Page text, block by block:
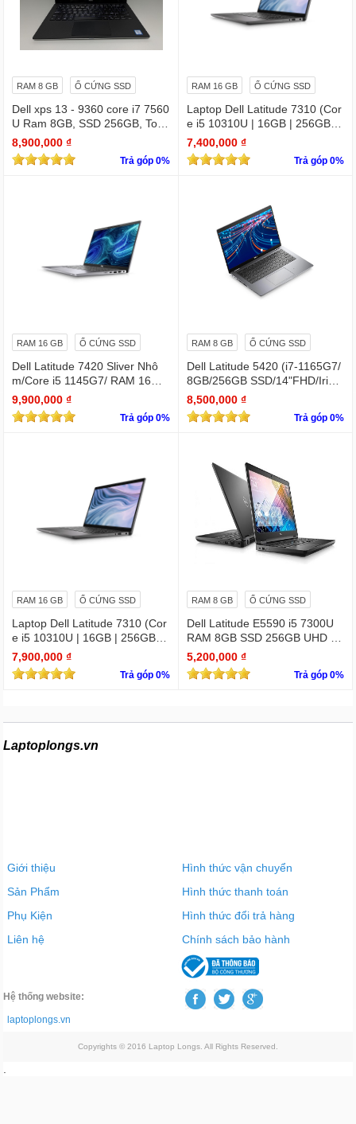
RAM 8 GB Ổ CỨNG SSD
Dell xps 13 - 9360 core i7 7560
U Ram 8GB, SSD 256GB, Touc
hscreen QHD (3200x1800)
8,900,000 ₫
Trả góp 0%
RAM 16 GB Ổ CỨNG SSD
Laptop Dell Latitude 7310 (Cor
e i5 10310U | 16GB | 256GB | I
ntel UHD | 13.3 FHD
7,400,000 ₫
Trả góp 0%
RAM 16 GB Ổ CỨNG SSD
Dell Latitude 7420 Sliver Nhô
m/Core i5 1145G7/ RAM 16Gb/
SSD Nvme 512Gb/LCD 14' FH
D 1920 x 1080/ Like new / WIN
bản quyền
9,900,000 ₫
Trả góp 0%
RAM 8 GB Ổ CỨNG SSD
Dell Latitude 5420 (i7-1165G7/
8GB/256GB SSD/14"FHD/Iris X
e Graphics/Win11Pro)
8,500,000 ₫
Trả góp 0%
RAM 16 GB Ổ CỨNG SSD
Laptop Dell Latitude 7310 (Cor
e i5 10310U | 16GB | 256GB | I
ntel UHD | 13.3 FHD Cảm ứng
7,900,000 ₫
Trả góp 0%
RAM 8 GB Ổ CỨNG SSD
Dell Latitude E5590 i5 7300U
RAM 8GB SSD 256GB UHD Gr
aphics 620 15.6 INCH FHD
5,200,000 ₫
Trả góp 0%
Laptoplongs.vn
Giới thiệu
Sản Phẩm
Phụ Kiện
Liên hệ
Hình thức vận chuyển
Hình thức thanh toán
Hình thức đổi trả hàng
Chính sách bảo hành
Hệ thống website:
laptoplongs.vn
Copyrights © 2016 Laptop Longs. All Rights Reserved.
.